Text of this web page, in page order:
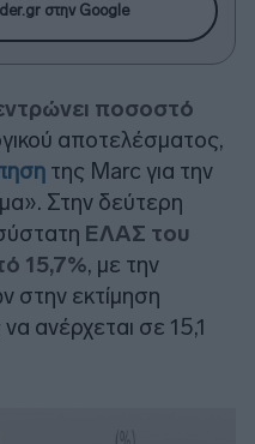
στην Google
ποσοστό
αποτελέσματος,
της Marc για την
Στην δεύτερη
ΕΛΑΣ του
15,7%, με την
στην εκτίμηση
ανέρχεται σε 15,1